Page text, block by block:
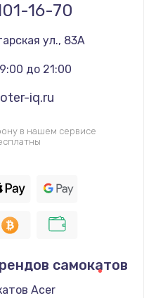
16-70
ул., 83А
до 21:00
iq.ru
в нашем сервисе
самокатов
Acer